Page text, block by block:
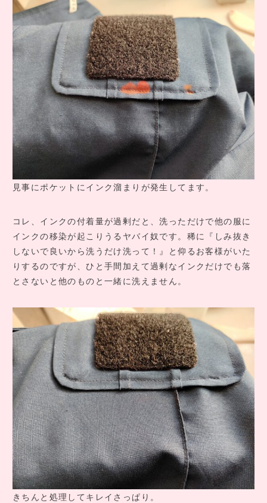
アクセス
見事にポケットにインク溜まりが発生してます。
コレ、インクの付着量が過剰だと、洗っただけで他の服に
インクの移染が起こりうるヤバイ奴です。稀に『しみ抜き
しないで良いから洗うだけ洗って！』と仰るお客様がいた
りするのですが、ひと手間加えて過剰なインクだけでも落
とさないと他のものと一緒に洗えません。
きちんと処理してキレイさっぱり。